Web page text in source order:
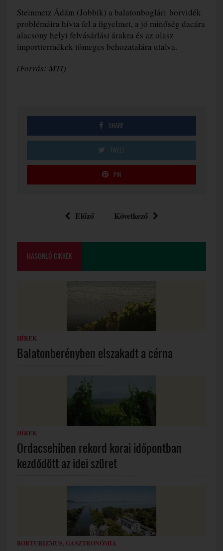
Steinmetz Ádám (Jobbik) a balatonboglári borvidék
problémáira hívta fel a figyelmet, a jó minőség dacára
alacsony helyi felvásárlási árakra és az olasz
importtermékek tömeges behozatalára utalva.
(Forrás: MTI)
SHARE
TWEET
PIN
Előző Következő
HASONLÓ CIKKEK
HÍREK
Balatonberényben elszakadt a cérna
HÍREK
Ordacsehiben rekord korai időpontban
kezdődött az idei szüret
BORTURIZMUS GASZTRONÓMIA